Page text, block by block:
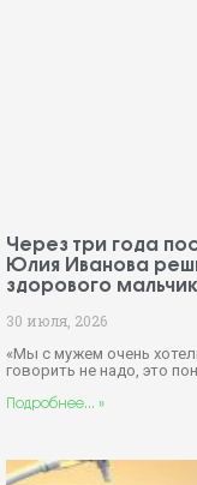
Через три года
Юлия Иванова
здорового
30 июля, 2026
«Мы с мужем очень
говорить не надо, это
Подробнее... »